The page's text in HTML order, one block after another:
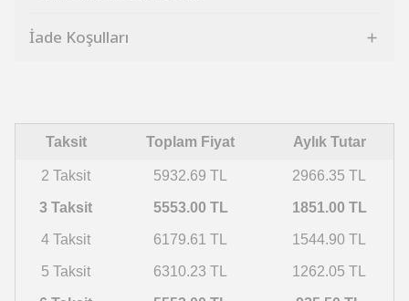
İade Koşulları
Taksit Toplam Fiyat Aylık Tutar
2 Taksit 5932.69 TL 2966.35 TL
3 Taksit 5553.00 TL 1851.00 TL
4 Taksit 6179.61 TL 1544.90 TL
5 Taksit 6310.23 TL 1262.05 TL